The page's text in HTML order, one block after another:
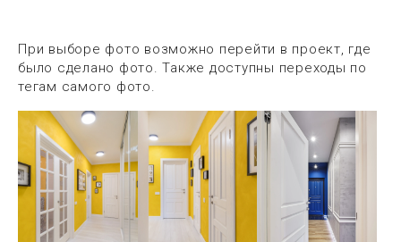
При выборе фото возможно перейти в проект, где
было сделано фото. Также доступны переходы по
тегам самого фото.